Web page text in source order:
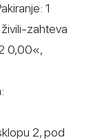
1
zahteva
0,00«,
2, pod